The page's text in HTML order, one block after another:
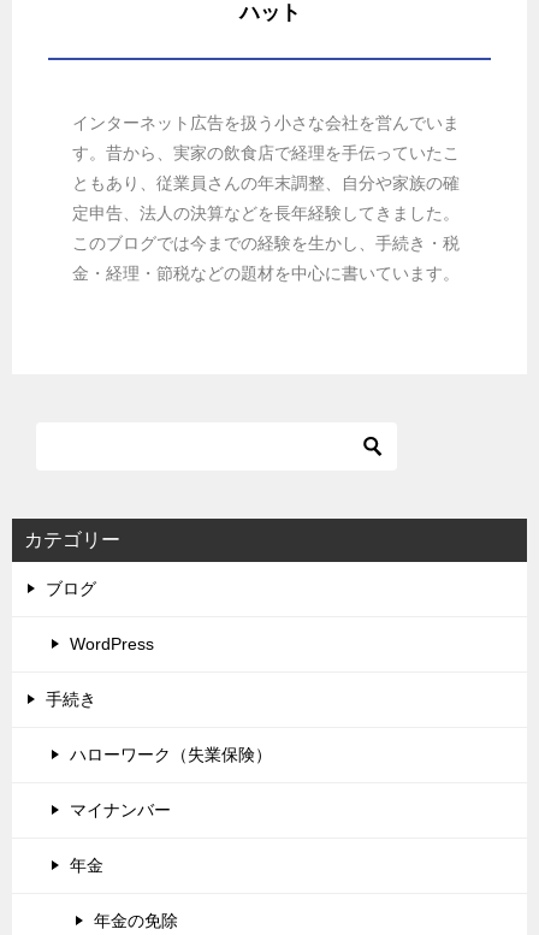
ハット
インターネット広告を扱う小さな会社を営んでいま
す。昔から、実家の飲食店で経理を手伝っていたこ
ともあり、従業員さんの年末調整、自分や家族の確
定申告、法人の決算などを長年経験してきました。
このブログでは今までの経験を生かし、手続き・税
金・経理・節税などの題材を中心に書いています。
カテゴリー
ブログ
WordPress
手続き
ハローワーク（失業保険）
マイナンバー
年金
年金の免除